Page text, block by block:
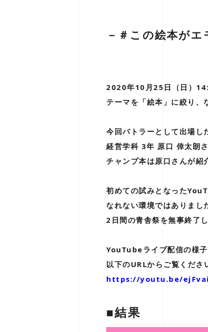
－＃この絵本がエ
2020年10月25日（日）
テーマを「絵本」に絞り、
今回バトラーとして出場し
経営学科 3年 原口 倖太朗
チャンプ本は原口さんが紹
初めての試みとなった
なれない環境ではありまし
2日間の青舎祭を無事終了し
YouTubeライブ配信の様子
以下のURLからご覧くださ
https://youtu.be/
■結果